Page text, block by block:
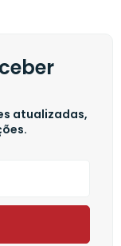
atualizadas,